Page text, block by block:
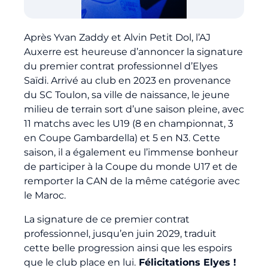
🇨🇳
Après Yvan Zaddy et Alvin Petit Dol, l’AJ
Auxerre est heureuse d’annoncer la signature
du premier contrat professionnel d’Elyes
Saïdi. Arrivé au club en 2023 en provenance
du SC Toulon, sa ville de naissance, le jeune
milieu de terrain sort d’une saison pleine, avec
11 matchs avec les U19 (8 en championnat, 3
en Coupe Gambardella) et 5 en N3. Cette
saison, il a également eu l’immense bonheur
de participer à la Coupe du monde U17 et de
remporter la CAN de la même catégorie avec
le Maroc.
La signature de ce premier contrat
professionnel, jusqu’en juin 2029, traduit
cette belle progression ainsi que les espoirs
que le club place en lui. Félicitations Elyes !